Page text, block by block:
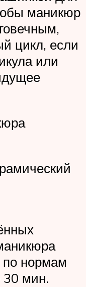
маникюр
цикл, если
или
по нормам
30 мин.